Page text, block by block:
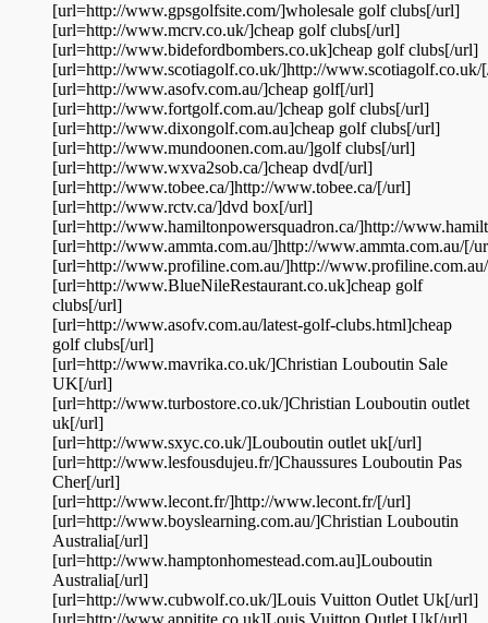
[url=http://www.gpsgolfsite.com/]wholesale golf clubs[/url]
[url=http://www.mcrv.co.uk/]cheap golf clubs[/url]
[url=http://www.bidefordbombers.co.uk]cheap golf clubs[/url]
[url=http://www.scotiagolf.co.uk/]http://www.scotiagolf.co.uk/
[url=http://www.asofv.com.au/]cheap golf[/url]
[url=http://www.fortgolf.com.au/]cheap golf clubs[/url]
[url=http://www.dixongolf.com.au]cheap golf clubs[/url]
[url=http://www.mundoonen.com.au/]golf clubs[/url]
[url=http://www.wxva2sob.ca/]cheap dvd[/url]
[url=http://www.tobee.ca/]http://www.tobee.ca/[/url]
[url=http://www.rctv.ca/]dvd box[/url]
[url=http://www.hamiltonpowersquadron.ca/]http://
[url=http://www.ammta.com.au/]http://www.ammta.com.au/[/
[url=http://www.profiline.com.au/]http://
[url=http://www.BlueNileRestaurant.co.uk]cheap golf
clubs[/url]
[url=http://www.asofv.com.au/latest-golf-clubs.html]cheap
golf clubs[/url]
[url=http://www.mavrika.co.uk/]Christian Louboutin Sale
UK[/url]
[url=http://www.turbostore.co.uk/]Christian Louboutin outlet
uk[/url]
[url=http://www.sxyc.co.uk/]Louboutin outlet uk[/url]
[url=http://www.lesfousdujeu.fr/]Chaussures Louboutin Pas
Cher[/url]
[url=http://www.lecont.fr/]http://www.lecont.fr/[/url]
[url=http://www.boyslearning.com.au/]Christian Louboutin
Australia[/url]
[url=http://www.hamptonhomestead.com.au]Louboutin
Australia[/url]
[url=http://www.cubwolf.co.uk/]Louis Vuitton Outlet Uk[/url]